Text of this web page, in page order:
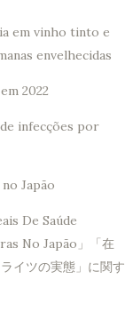
em vinho tinto e
envelhecidas
2022
infecções por
Japão
De Saúde
No Japão」「在
イツの実態」に関す